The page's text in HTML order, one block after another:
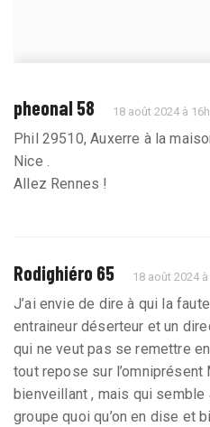
pheonal 58 18 août 2024 à
Phil 29510, Auxerre à la
Nice .
Allez Rennes !
Rodighiéro 65 18 août 2024
J’ai envie de dire à qui la
entraineur déserteur et un
qui ne veut pas se remettre
tout repose sur l’omniprésent
bienveillant , mais qui semble
groupe quoi qu’on en dise et